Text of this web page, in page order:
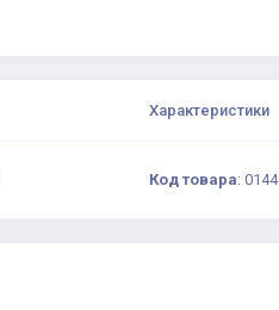
Характеристики
Код товара: